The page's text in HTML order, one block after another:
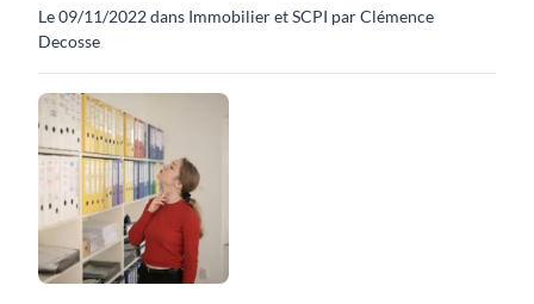
Le 09/11/2022 dans Immobilier et SCPI par Clémence
Decosse